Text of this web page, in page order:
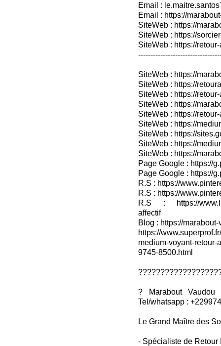
Email :
Email : https://
SiteWeb : https://
SiteWeb : https://
SiteWeb : https://
SiteWeb : https://
SiteWeb : https://
SiteWeb : https://
SiteWeb : https://
SiteWeb : https://
SiteWeb : https://
SiteWeb : https://
SiteWeb : https://
SiteWeb : https://
Page Google : https://
Page Google : https://
R.S : https://
R.S : https://
R.S : https://
affectif
Blog : https://
https://
medium-voyant-retour-
9745-8500.html
? Marabout
Tel/whatsapp :
Le Grand Maître des
- Spécialiste de Retour